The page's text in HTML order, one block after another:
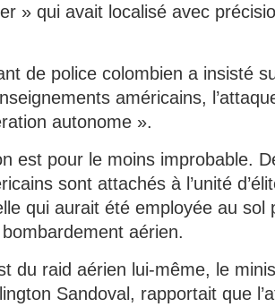
» qui avait localisé avec
de police colombien a insisté
américains,
autonome ».
est pour le moins improbable.
sont attachés à l’unité
qui aurait été employée au sol
aérien.
du raid aérien lui-même, le
Sandoval, rapportait que